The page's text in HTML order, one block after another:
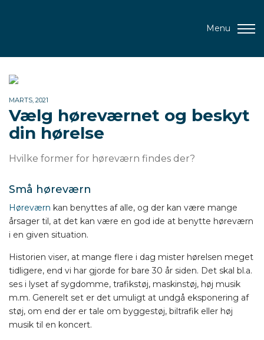
Menu
MARTS, 2021
Vælg høreværnet og beskyt
din hørelse
Hvilke former for høreværn findes der?
Små høreværn
Høreværn kan benyttes af alle, og der kan være mange
årsager til, at det kan være en god ide at benytte høreværn
i en given situation.
Historien viser, at mange flere i dag mister hørelsen meget
tidligere, end vi har gjorde for bare 30 år siden. Det skal bl.a.
ses i lyset af sygdomme, trafikstøj, maskinstøj, høj musik
m.m. Generelt set er det umuligt at undgå eksponering af
støj, om end der er tale om byggestøj, biltrafik eller høj
musik til en koncert.